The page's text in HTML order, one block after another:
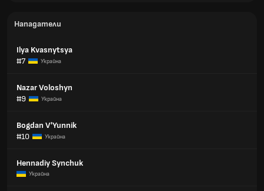
Нападатели
Ilya Kvasnytsya
#7
Украйна
Nazar Voloshyn
#9
Украйна
Bogdan V'Yunnik
#10
Украйна
Hennadiy Synchuk
Украйна